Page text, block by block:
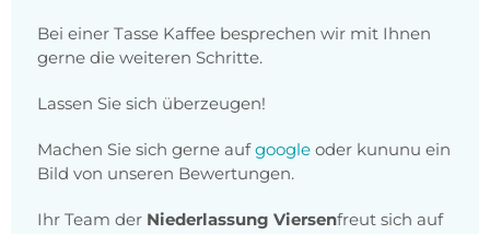
Bei einer Tasse Kaffee besprechen wir mit Ihnen
gerne die weiteren Schritte.
Lassen Sie sich überzeugen!
Machen Sie sich gerne aufgoogle oder kununu ein
Bild von unseren Bewertungen.
Ihr Team der Niederlassung Viersenfreut sich auf